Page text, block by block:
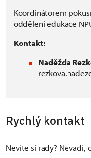
Koordinátorem
oddělení edukace
Kontakt:
Naděžda
Rychlý kontakt
Nevíte si rady? Nevadí,